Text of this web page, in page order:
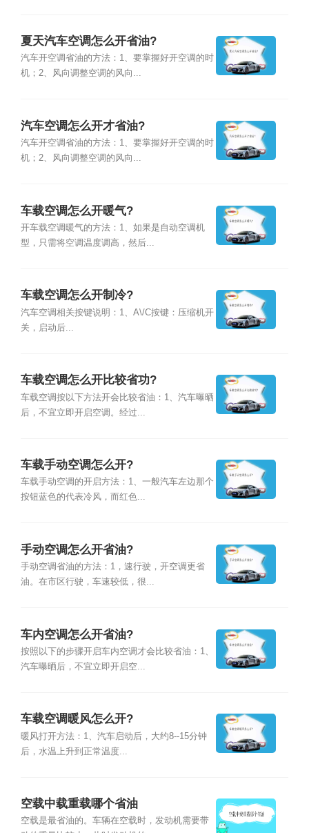
夏天汽车空调怎么开省油?
汽车开空调省油的方法：1、要掌握好开空调的时
机；2、风向调整空调的风向...
汽车空调怎么开才省油?
汽车开空调省油的方法：1、要掌握好开空调的时
机；2、风向调整空调的风向...
车载空调怎么开暖气?
开车载空调暖气的方法：1、如果是自动空调机
型，只需将空调温度调高，然后...
车载空调怎么开制冷?
汽车空调相关按键说明：1、A\/C按键：压缩机开
关，启动后...
车载空调怎么开比较省功?
车载空调按以下方法开会比较省油：1、汽车曝晒
后，不宜立即开启空调。经过...
车载手动空调怎么开?
车载手动空调的开启方法：1、一般汽车左边那个
按钮蓝色的代表冷风，而红色...
手动空调怎么开省油?
手动空调省油的方法：1，速行驶，开空调更省
油。在市区行驶，车速较低，很...
车内空调怎么开省油?
按照以下的步骤开启车内空调才会比较省油：1、
汽车曝晒后，不宜立即开启空...
车载空调暖风怎么开?
暖风打开方法：1、汽车启动后，大约8--15分钟
后，水温上升到正常温度...
空载中载重载哪个省油
空载是最省油的。车辆在空载时，发动机需要带